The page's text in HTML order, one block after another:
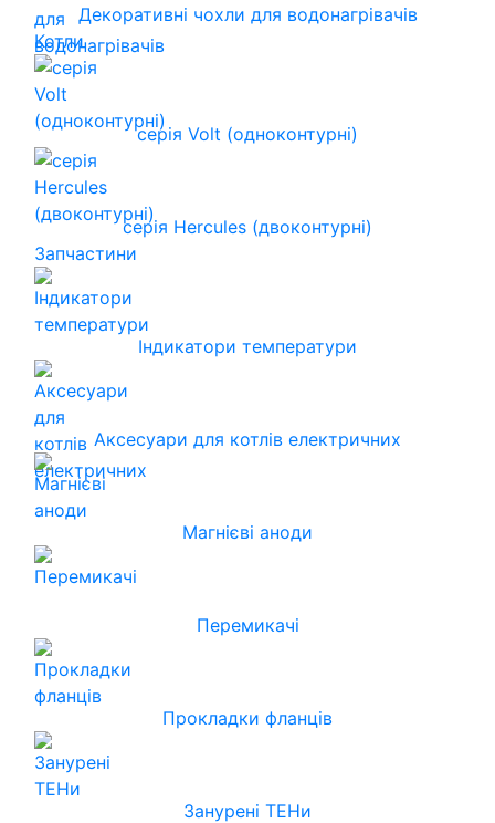
Декоративні чохли для водонагрівачів
Котли
серія Volt (одноконтурні)
серія Hercules (двоконтурні)
Запчастини
Індикатори температури
Аксесуари для котлів електричних
Магнієві аноди
Перемикачі
Прокладки фланців
Занурені ТЕНи